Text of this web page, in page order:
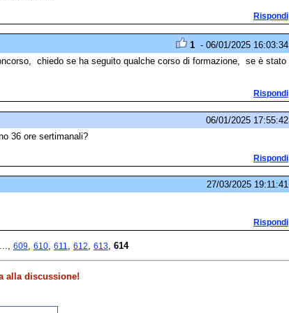
Rispondi
1 - 06/01/2025 16:03:34
chiedo se ha seguito qualche corso di formazione, se è stato
Rispondi
06/01/2025 17:55:42
36 ore sertimanali?
Rispondi
27/03/2025 19:11:41
Rispondi
609, 610, 611, 612, 613, 614
alla discussione!